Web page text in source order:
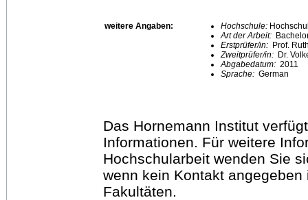
weitere Angaben: Hochschule:
Art der Arbeit:
Erstprüfer/in: Prof.
Zweitprüfer/in: Dr.
Abgabedatum: 2011
Sprache: German
Das Hornemann Institut
Informationen. Für weitere
Hochschularbeit wenden Sie
wenn kein Kontakt
Fakultäten.